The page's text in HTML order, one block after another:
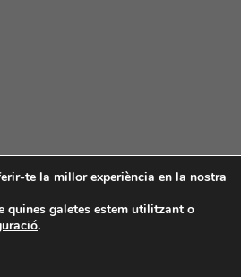
te la millor experiència en la nostra
quines galetes estem utilitzant o
.